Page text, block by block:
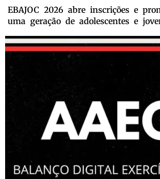
EBAJOC 2026 abre inscrições e
uma geração de adolescentes e